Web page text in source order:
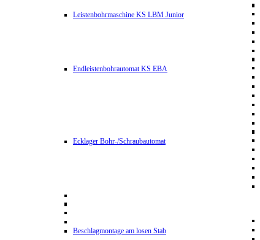
Leistenbohrmaschine KS LBM Junior
Endleistenbohrautomat KS EBA
Ecklager Bohr-/Schraubautomat
Beschlagmontage am losen Stab